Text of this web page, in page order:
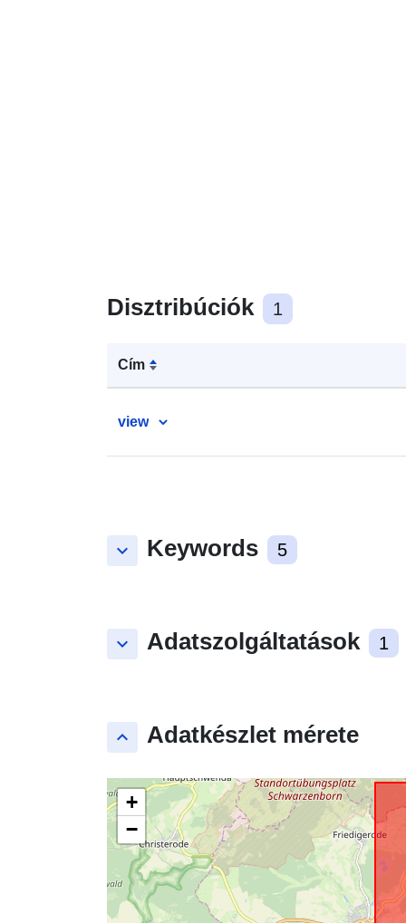
Disztribúciók 1
Cím
view
keyboard_arrow_down Keywords 5
keyboard_arrow_down Adatszolgáltatások 1
keyboard_arrow_up Adatkészlet mérete
+
−